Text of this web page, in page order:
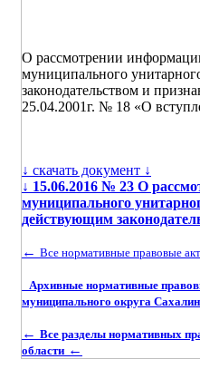
О рассмотрении
муниципального
законодательством и
25.04.2001г. № 18 «О
↓ скачать документ ↓
↓ 15.06.2016 № 23 О
муниципального
действующим
← Все нормативные правовые
Архивные нормативные
муниципального округа
← Все разделы нормативных
области ←